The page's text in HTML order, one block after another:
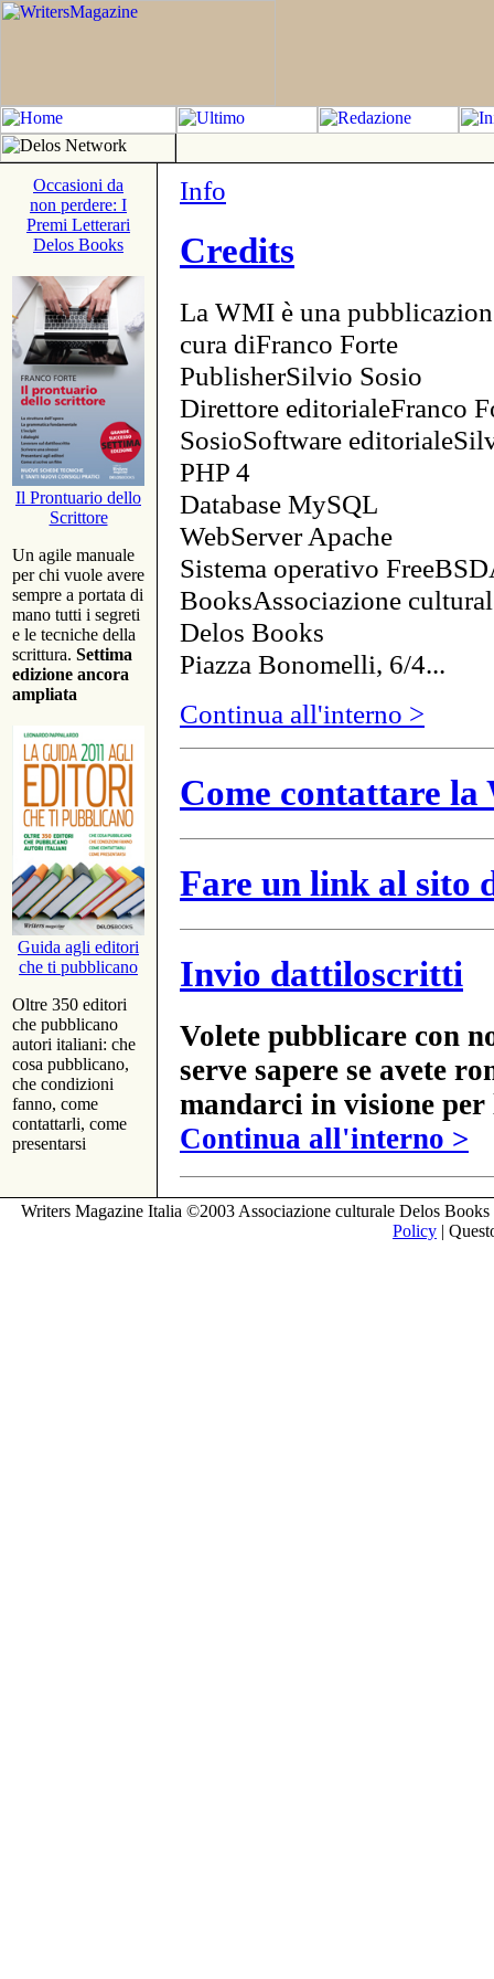
Occasioni da
non perdere: I
Premi Letterari
Delos Books
Il Prontuario dello
Scrittore
Un agile manuale
per chi vuole avere
sempre a portata di
mano tutti i segreti
e le tecniche della
scrittura. Settima
edizione ancora
ampliata
Guida agli editori
che ti pubblicano
Oltre 350 editori
che pubblicano
autori italiani: che
cosa pubblicano,
che condizioni
fanno, come
contattarli, come
presentarsi
Info
Credits
La WMI è una
cura diFranco Forte
PublisherSilvio Sosio
Direttore editorialeFranco
SosioSoftware
PHP 4
Database MySQL
WebServer Apache
Sistema operativo
BooksAssociazione
Delos Books
Piazza Bonomelli, 6/4...
Continua all'interno >
Come contattare
Fare un link al sito
Invio dattiloscritti
Volete pubblicare con
serve sapere se avete
mandarci in visione
Continua all'interno >
Writers Magazine Italia ©2003 Associazione culturale Delos
Policy |